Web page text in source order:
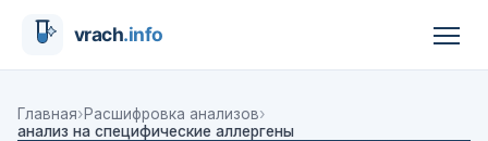
Главная›Расшифровка анализов›
анализ на специфические аллергены